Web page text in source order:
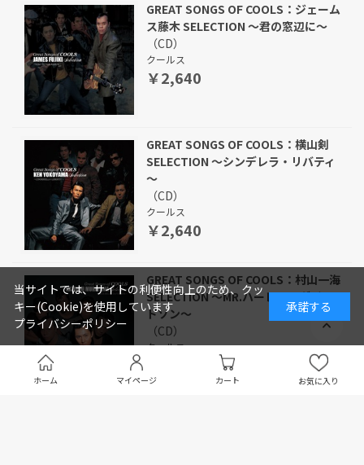
ホーム マイページ カート お気に入り
GREAT SONGS OF COOLS：ジェーム
ス藤木 SELECTION ～君の窓辺に～
（CD）
クールス
￥2,640
GREAT SONGS OF COOLS：横山剣
SELECTION ～シンデレラ・リバティ
～
（CD）
クールス
￥2,640
GREAT SONGS OF COOLS：村山一海
SELECTION ～MR.ハーレー・ダビッ
ドソン～
（CD）
クールス
当サイトでは、サイトの利便性向上のため、クッ
キー(Cookie)を使用しています
プライバシーポリシー
承諾する